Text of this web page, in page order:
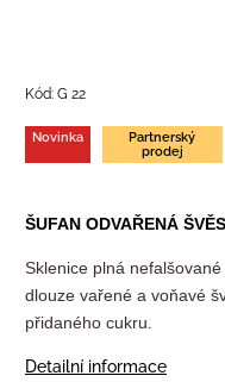
Kód: G 22
Novinka
Partnerský
prodej
ŠUFAN ODVAŘENÁ
Sklenice plná
dlouze vařené a voňavé
přidaného cukru.
Detailní informace